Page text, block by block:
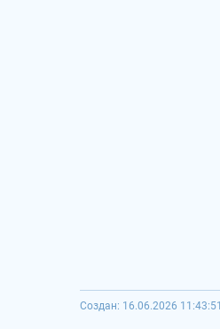
Создан: 16.06.2026 11:43:51